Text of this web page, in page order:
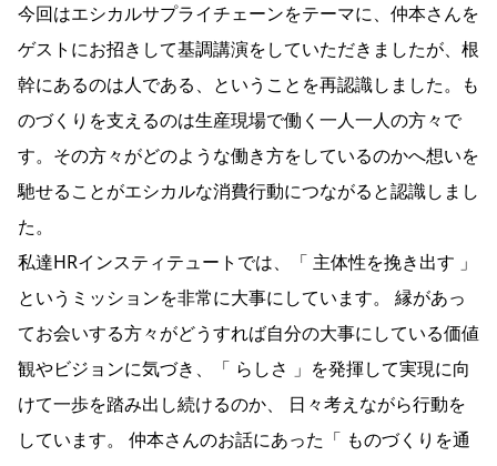
今回はエシカルサプライチェーンをテーマに、仲本さんを
ゲストにお招きして基調講演をしていただきましたが、根
幹にあるのは人である、ということを再認識しました。も
のづくりを支えるのは生産現場で働く一人一人の方々で
す。その方々がどのような働き方をしているのかへ想いを
馳せることがエシカルな消費行動につながると認識しまし
た。
私達HRインスティテュートでは、「 主体性を挽き出す 」
というミッションを非常に大事にしています。 縁があっ
てお会いする方々がどうすれば自分の大事にしている価値
観やビジョンに気づき、「 らしさ 」を発揮して実現に向
けて一歩を踏み出し続けるのか、 日々考えながら行動を
しています。 仲本さんのお話にあった「 ものづくりを通